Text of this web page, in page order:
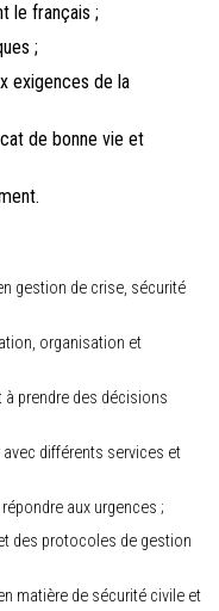
le français ;
;
exigences de la
de bonne vie et
gestion de crise, sécurité
organisation et
prendre des décisions
avec différents services et
aux urgences ;
des protocoles de gestion
matière de sécurité civile et